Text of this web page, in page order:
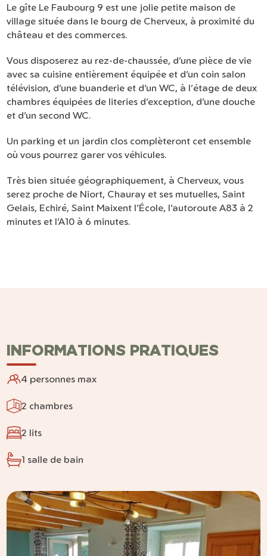
Le gîte Le Faubourg 9 est une jolie petite maison de
village située dans le bourg de Cherveux, à proximité du
château et des commerces.
Vous disposerez au rez-de-chaussée, d’une pièce de vie
avec sa cuisine entièrement équipée et d’un coin salon
télévision, d’une buanderie et d’un WC, à l’étage de deux
chambres équipées de literies d’exception, d’une douche
et d’un second WC.
Un parking et un jardin clos complèteront cet ensemble
où vous pourrez garer vos véhicules.
Très bien située géographiquement, à Cherveux, vous
serez proche de Niort, Chauray et ses mutuelles, Saint
Gelais, Echiré, Saint Maixent l’École, l’autoroute A83 à 2
minutes et l’A10 à 6 minutes.
INFORMATIONS PRATIQUES
4 personnes max
2 chambres
2 lits
1 salle de bain